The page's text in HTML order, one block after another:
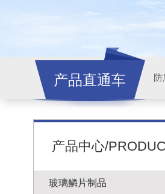
产品直通车
产品中心/
玻璃鳞片制品